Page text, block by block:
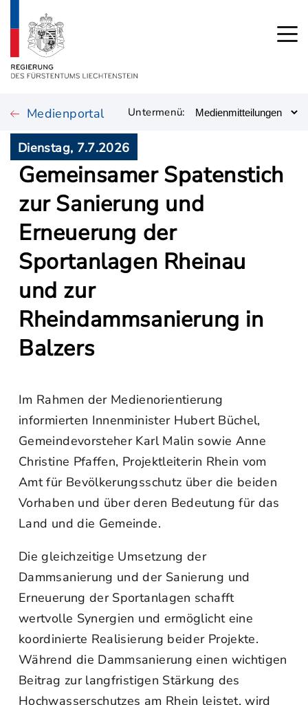
Medienportal Untermenü:
Dienstag, 7.7.2026
Gemeinsamer Spatenstich
zur Sanierung und
Erneuerung der
Sportanlagen Rheinau
und zur
Rheindammsanierung in
Balzers
Im Rahmen der Medienorientierung
informierten Innenminister Hubert Büchel,
Gemeindevorsteher Karl Malin sowie Anne
Christine Pfaffen, Projektleiterin Rhein vom
Amt für Bevölkerungsschutz über die beiden
Vorhaben und über deren Bedeutung für das
Land und die Gemeinde.
Die gleichzeitige Umsetzung der
Dammsanierung und der Sanierung und
Erneuerung der Sportanlagen schafft
wertvolle Synergien und ermöglicht eine
koordinierte Realisierung beider Projekte.
Während die Dammsanierung einen wichtigen
Beitrag zur langfristigen Stärkung des
Hochwasserschutzes am Rhein leistet, wird